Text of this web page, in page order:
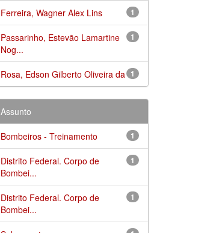
1
Ferreira, Wagner Alex Lins
1
Passarinho, Estevão Lamartine
Nog...
1
Rosa, Edson Gilberto Oliveira da
Assunto
1
Bombeiros - Treinamento
1
Distrito Federal. Corpo de
Bombei...
1
Distrito Federal. Corpo de
Bombei...